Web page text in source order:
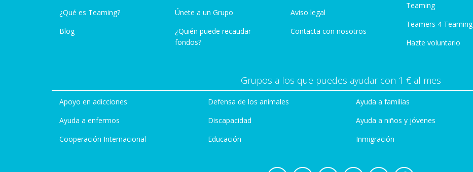
¿Qué es Teaming?
Blog
Únete a un Grupo
¿Quién puede recaudar
fondos?
Aviso legal
Contacta con nosotros
Teaming
Teamers 4 Teaming
Hazte voluntario
Grupos a los que puedes ayudar con 1 € al mes
Apoyo en adicciones
Ayuda a enfermos
Cooperación Internacional
Defensa de los animales
Discapacidad
Educación
Ayuda a familias
Ayuda a niños y jóvenes
Inmigración